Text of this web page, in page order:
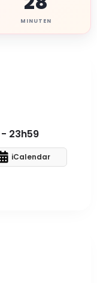
MINUTEN
23h59
iCalendar